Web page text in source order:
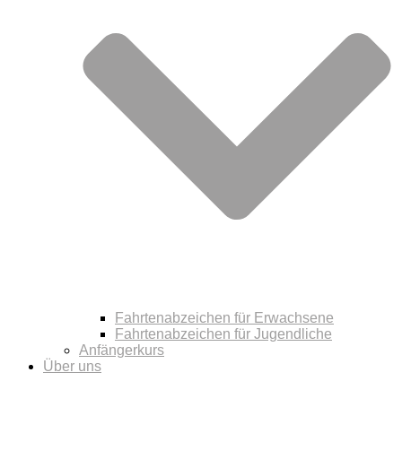
Fahrtenabzeichen für Erwachsene
Fahrtenabzeichen für Jugendliche
Anfängerkurs
Über uns